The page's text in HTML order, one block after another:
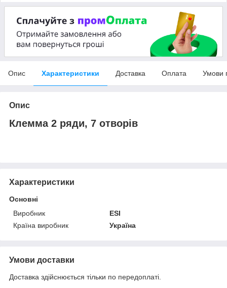
Опис Характеристики Доставка Оплата Умови
Опис
Клемма 2 ряди, 7 отворів
Характеристики
Основні
Виробник
ESI
Країна виробник
Україна
Умови доставки
Доставка здійснюється тільки по передоплаті.